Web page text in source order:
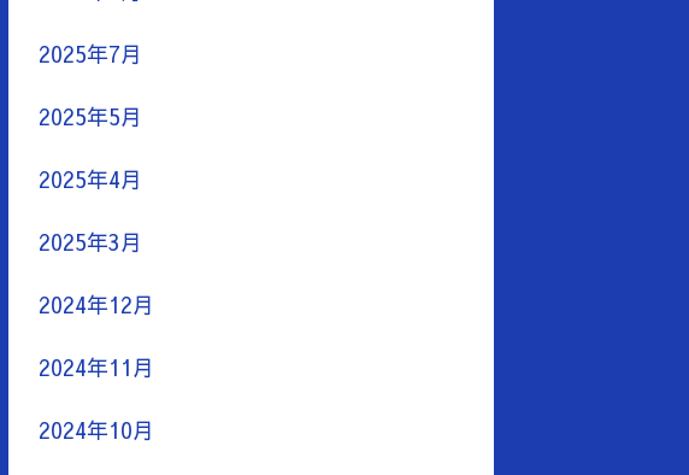
2025年7月
2025年5月
2025年4月
2025年3月
2024年12月
2024年11月
2024年10月